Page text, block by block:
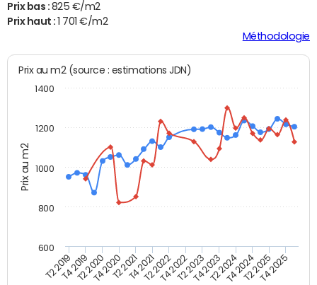
Prix bas : 825 €/m2
Prix haut :
1 701 €/m2
Méthodologie
Prix au m2
Prix au m2 (source : estimations JDN)
T2 2019T4 2019T2 2020T4 2020T2 2021T4 2021T2 2022T4 2022T2 2023T4 2023T2 2024T4 2024T2 2025T4 2025
800
1000
1200
1400
600